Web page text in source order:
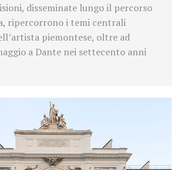
disseminate lungo il percorso
ripercorrono i temi centrali
piemontese, oltre ad
a Dante nei settecento anni